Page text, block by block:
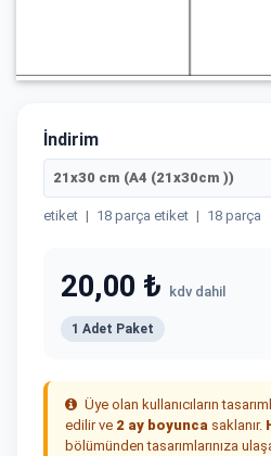
İndirim
21x30 cm (A4 (21x30cm ))
etiket | 18 parça etiket | 18 parça
20,00 ₺ kdv dahil
1 Adet Paket
Üye olan kullanıcıların
edilir ve 2 ay boyunca saklanır.
bölümünden tasarımlarınıza